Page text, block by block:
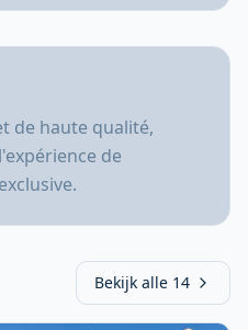
de haute qualité,
de
Bekijk alle 14